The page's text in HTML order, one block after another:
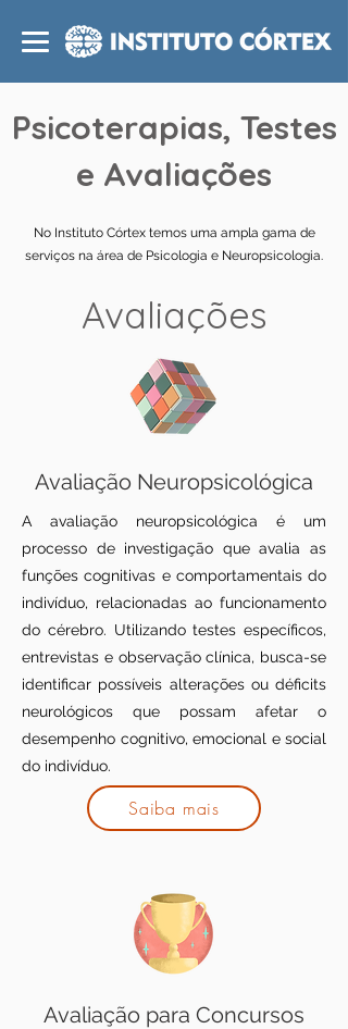
Psicoterapias, Testes
e Avaliações
No Instituto Córtex temos uma ampla gama de
serviços na área de Psicologia e Neuropsicologia.
Avaliações
Avaliação Neuropsicológica
A avaliação neuropsicológica é um
processo de investigação que avalia as
funções cognitivas e comportamentais do
indivíduo, relacionadas ao funcionamento
do cérebro. Utilizando testes específicos,
entrevistas e observação clínica, busca-se
identificar possíveis alterações ou déficits
neurológicos que possam afetar o
desempenho cognitivo, emocional e social
do indivíduo.
Saiba mais
Avaliação para Concursos